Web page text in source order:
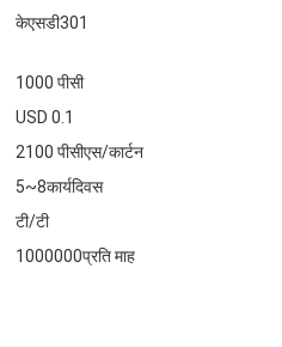
केएसडी301
1000 पीसी
USD 0.1
2100 पीसीएस/कार्टन
5~8कार्यदिवस
टी/टी
1000000प्रति माह